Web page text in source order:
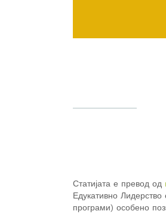
Статијата е превод од
Едукативно
програми) особено